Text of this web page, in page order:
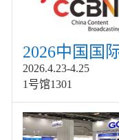
2026.4.23-4.25
1号馆1301